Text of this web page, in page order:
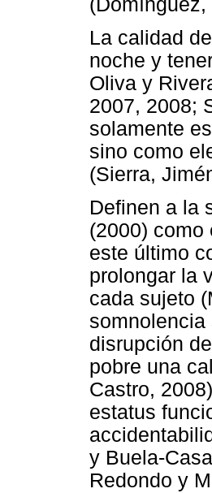
La calidad
noche y
Oliva y
2007, 2008;
solamente
sino como
(Sierra,
Definen a la
(2000) como
este último
prolongar la
cada sujeto
disrupción
pobre una
Castro,
estatus
y Buela-
Redondo y